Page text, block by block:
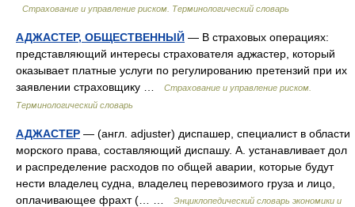
Страхование и управление риском. Терминологический словарь
АДЖАСТЕР, ОБЩЕСТВЕННЫЙ — В страховых операциях:
представляющий интересы страхователя аджастер, который
оказывает платные услуги по регулированию претензий при их
заявлении страховщику …
Страхование и управление риском.
Терминологический словарь
АДЖАСТЕР — (англ. adjuster) диспашер, специалист в области
морского права, составляющий диспашу. А. устанавливает дол
и распределение расходов по общей аварии, которые будут
нести владелец судна, владелец перевозимого груза и лицо,
оплачивающее фрахт (… …
Энциклопедический словарь экономики и